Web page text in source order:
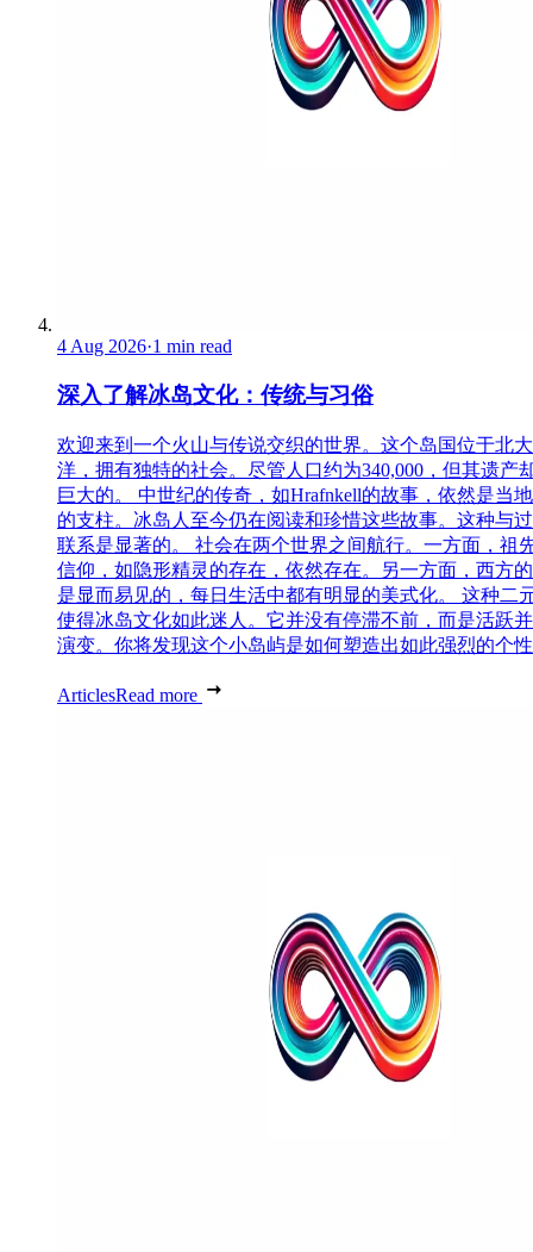
4 Aug 2026·1 min read
深入了解冰岛文化：传统与习俗
欢迎来到一个火山与传说交织的世界。这个岛国位于北
洋，拥有独特的社会。尽管人口约为340,000，但其遗产
巨大的。 中世纪的传奇，如Hrafnkell的故事，依然是当
的支柱。冰岛人至今仍在阅读和珍惜这些故事。这种与
联系是显著的。 社会在两个世界之间航行。一方面，祖
信仰，如隐形精灵的存在，依然存在。另一方面，西方
是显而易见的，每日生活中都有明显的美式化。 这种二
使得冰岛文化如此迷人。它并没有停滞不前，而是活跃
演变。你将发现这个小岛屿是如何塑造出如此强烈的个
ArticlesRead more